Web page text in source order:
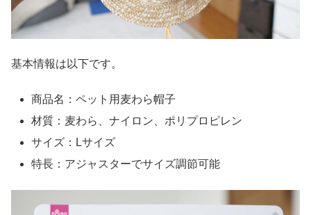
基本情報は以下です。
商品名：ペット用麦わら帽子
材質：麦わら、ナイロン、ポリプロピレン
サイズ：Lサイズ
特長：アジャスターでサイズ調節可能